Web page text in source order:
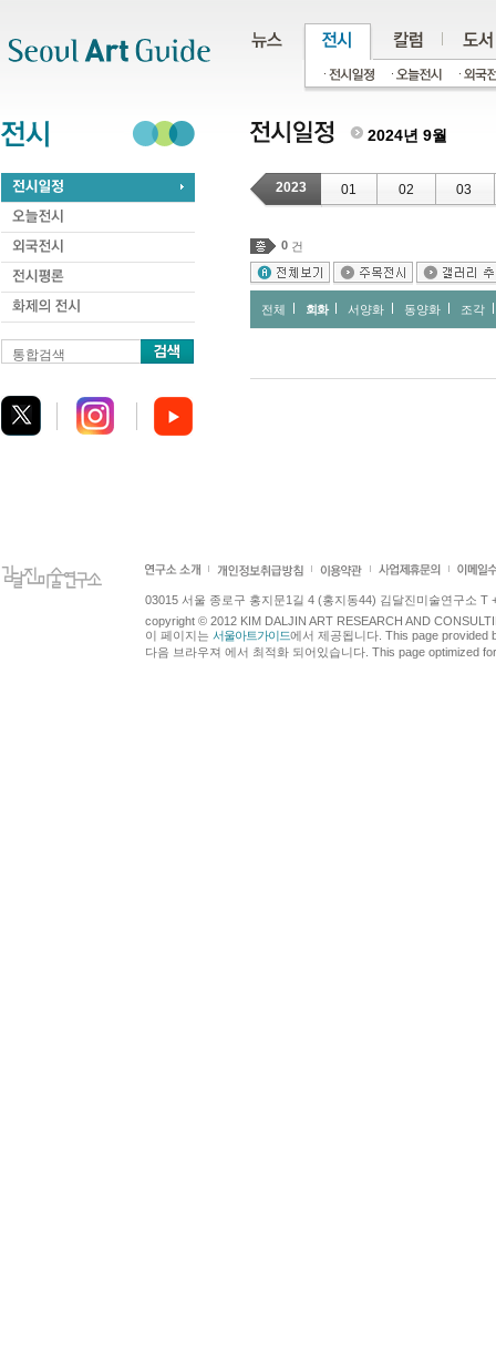
통합검색
2024년 9월
2023 01 02 03
0 건
전체 회화 서양화 동양화 조각
03015 서울 종로구 홍지문1길 4 (홍지동44) 김달진미술연구소 T
copyright © 2012 KIM DALJIN ART RESEARCH AND
이 페이지는 서울아트가이드에서 제공됩니다. This page provided
다음 브라우져 에서 최적화 되어있습니다. This page optimized